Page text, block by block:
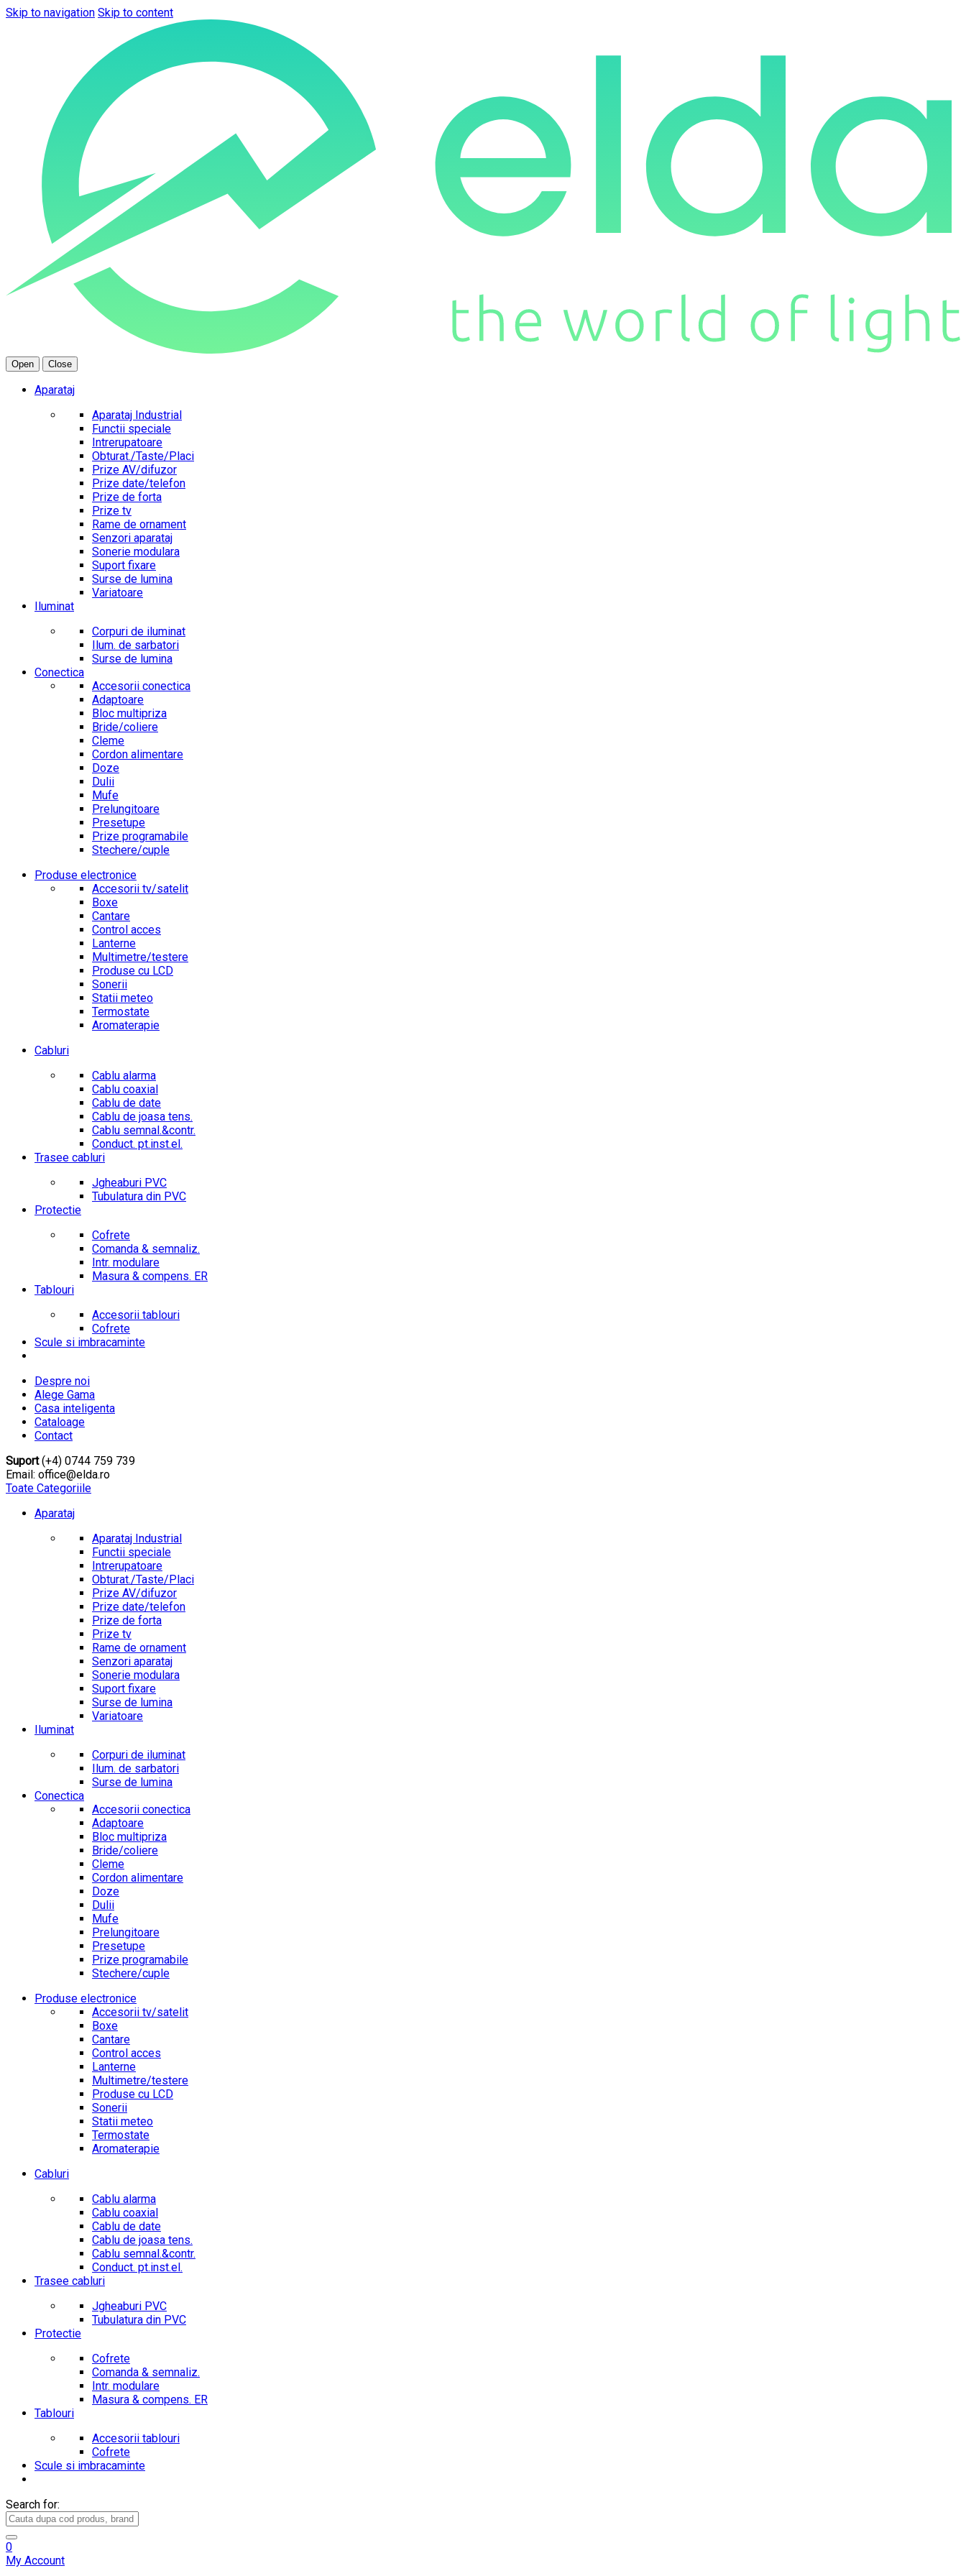
Skip to navigation Skip to content
Open Close
Aparataj
Aparataj Industrial
Functii speciale
Intrerupatoare
Obturat./Taste/Placi
Prize AV/difuzor
Prize date/telefon
Prize de forta
Prize tv
Rame de ornament
Senzori aparataj
Sonerie modulara
Suport fixare
Surse de lumina
Variatoare
Iluminat
Corpuri de iluminat
Ilum. de sarbatori
Surse de lumina
Conectica
Accesorii conectica
Adaptoare
Bloc multipriza
Bride/coliere
Cleme
Cordon alimentare
Doze
Dulii
Mufe
Prelungitoare
Presetupe
Prize programabile
Stechere/cuple
Produse electronice
Accesorii tv/satelit
Boxe
Cantare
Control acces
Lanterne
Multimetre/testere
Produse cu LCD
Sonerii
Statii meteo
Termostate
Aromaterapie
Cabluri
Cablu alarma
Cablu coaxial
Cablu de date
Cablu de joasa tens.
Cablu semnal.&contr.
Conduct. pt.inst.el.
Trasee cabluri
Jgheaburi PVC
Tubulatura din PVC
Protectie
Cofrete
Comanda & semnaliz.
Intr. modulare
Masura & compens. ER
Tablouri
Accesorii tablouri
Cofrete
Scule si imbracaminte
Despre noi
Alege Gama
Casa inteligenta
Cataloage
Contact
Suport(+4) 0744 759 739
Email: office@elda.ro
Toate Categoriile
Aparataj
Aparataj Industrial
Functii speciale
Intrerupatoare
Obturat./Taste/Placi
Prize AV/difuzor
Prize date/telefon
Prize de forta
Prize tv
Rame de ornament
Senzori aparataj
Sonerie modulara
Suport fixare
Surse de lumina
Variatoare
Iluminat
Corpuri de iluminat
Ilum. de sarbatori
Surse de lumina
Conectica
Accesorii conectica
Adaptoare
Bloc multipriza
Bride/coliere
Cleme
Cordon alimentare
Doze
Dulii
Mufe
Prelungitoare
Presetupe
Prize programabile
Stechere/cuple
Produse electronice
Accesorii tv/satelit
Boxe
Cantare
Control acces
Lanterne
Multimetre/testere
Produse cu LCD
Sonerii
Statii meteo
Termostate
Aromaterapie
Cabluri
Cablu alarma
Cablu coaxial
Cablu de date
Cablu de joasa tens.
Cablu semnal.&contr.
Conduct. pt.inst.el.
Trasee cabluri
Jgheaburi PVC
Tubulatura din PVC
Protectie
Cofrete
Comanda & semnaliz.
Intr. modulare
Masura & compens. ER
Tablouri
Accesorii tablouri
Cofrete
Scule si imbracaminte
Search for:
0
My Account